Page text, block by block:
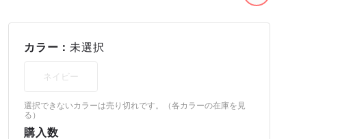
カラー： 未選択
ネイビー
選択できないカラーは売り切れです。（各カラーの在庫を見
る ）
購入数